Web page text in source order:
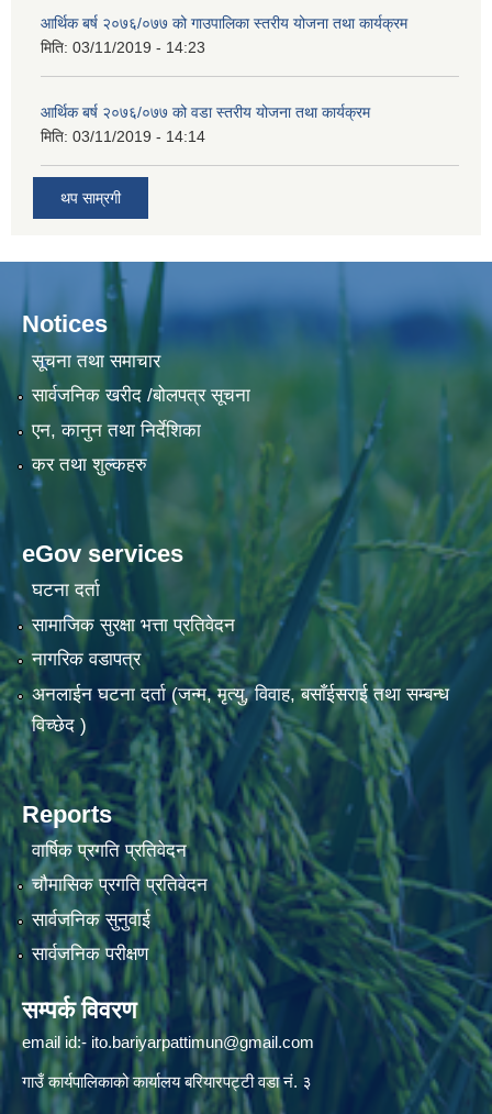
आर्थिक बर्ष २०७६/०७७ को गाउपालिका स्तरीय योजना तथा कार्यक्रम
मिति: 03/11/2019 - 14:23
आर्थिक बर्ष २०७६/०७७ को वडा स्तरीय योजना तथा कार्यक्रम
मिति: 03/11/2019 - 14:14
थप साम्रगी
Notices
सूचना तथा समाचार
सार्वजनिक खरीद /बोलपत्र सूचना
एन, कानुन तथा निर्देशिका
कर तथा शुल्कहरु
eGov services
घटना दर्ता
सामाजिक सुरक्षा भत्ता प्रतिवेदन
नागरिक वडापत्र
अनलाईन घटना दर्ता (जन्म, मृत्यु, विवाह, बसाँईसराई तथा सम्बन्ध
विच्छेद )
Reports
वार्षिक प्रगति प्रतिवेदन
चौमासिक प्रगति प्रतिवेदन
सार्वजनिक सुनुवाई
सार्वजनिक परीक्षण
सम्पर्क विवरण
email id:- ito.bariyarpattimun@gmail.com
गाउँ कार्यपालिकाको कार्यालय बरियारपट्टी वडा नं. ३